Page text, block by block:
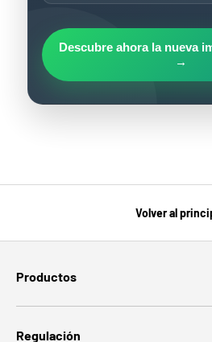
Descubre ahora la nueva
→
Volver al
Productos
Regulación